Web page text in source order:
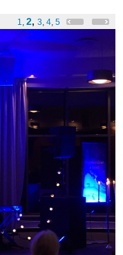
1, 2, 3, 4, 5